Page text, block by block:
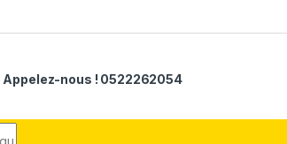
nous ! 0522262054